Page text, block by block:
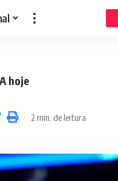
hoje
2 min. de leitura